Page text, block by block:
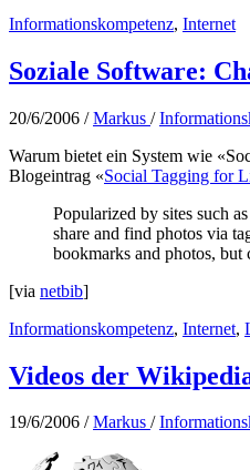
Informationskompetenz, Internet
Soziale Software:
20/6/2006 /Markus /
Warum bietet ein System wie
Blogeintrag «Social Tagging for
Popularized by sites such
share and find photos via
bookmarks and photos,
[via netbib]
Informationskompetenz, Internet,
Videos der
19/6/2006 /Markus /